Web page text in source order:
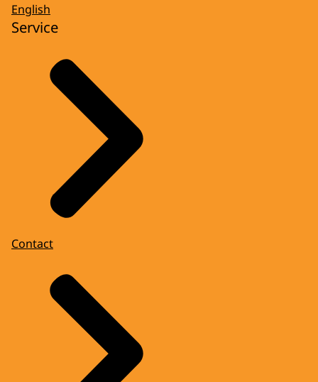
English
Service
Contact